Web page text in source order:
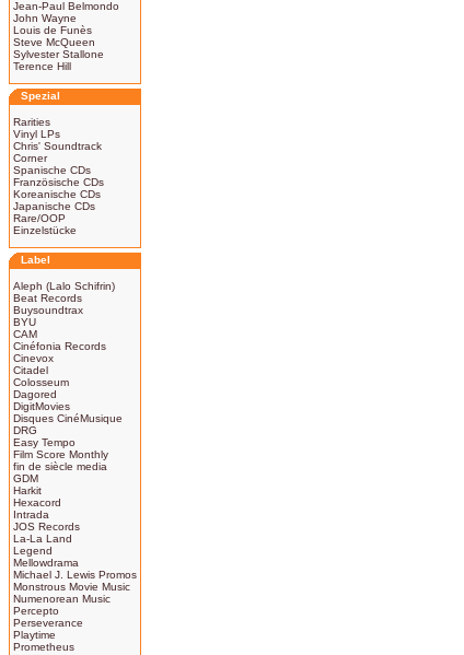
Jean-Paul Belmondo
John Wayne
Louis de Funès
Steve McQueen
Sylvester Stallone
Terence Hill
Spezial
Rarities
Vinyl LPs
Chris' Soundtrack
Corner
Spanische CDs
Französische CDs
Koreanische CDs
Japanische CDs
Rare/OOP
Einzelstücke
Label
Aleph (Lalo Schifrin)
Beat Records
Buysoundtrax
BYU
CAM
Cinéfonia Records
Cinevox
Citadel
Colosseum
Dagored
DigitMovies
Disques CinéMusique
DRG
Easy Tempo
Film Score Monthly
fin de siècle media
GDM
Harkit
Hexacord
Intrada
JOS Records
La-La Land
Legend
Mellowdrama
Michael J. Lewis Promos
Monstrous Movie Music
Numenorean Music
Percepto
Perseverance
Playtime
Prometheus